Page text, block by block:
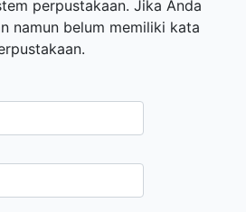
perpustakaan. Jika Anda
namun belum memiliki kata